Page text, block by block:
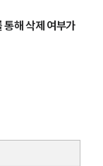
통해 삭제 여부가